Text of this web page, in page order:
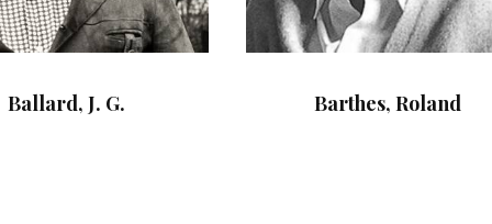
Ballard, J. G. Barthes, Roland